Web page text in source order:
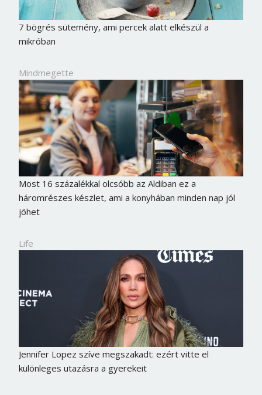
7 bögrés sütemény, ami percek alatt elkészül a
mikróban
Mindmegette
Most 16 százalékkal olcsóbb az Aldiban ez a
háromrészes készlet, ami a konyhában minden nap jól
jöhet
Life
Jennifer Lopez szíve megszakadt: ezért vitte el
különleges utazásra a gyerekeit